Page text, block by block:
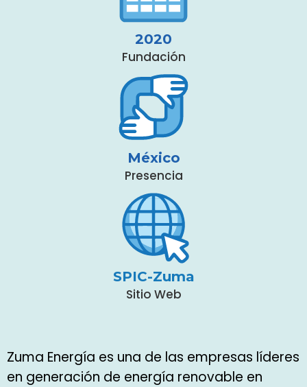
2020
Fundación
México
Presencia
SPIC-Zuma
Sitio Web
Zuma Energía es una de las empresas líderes
en generación de energía renovable en